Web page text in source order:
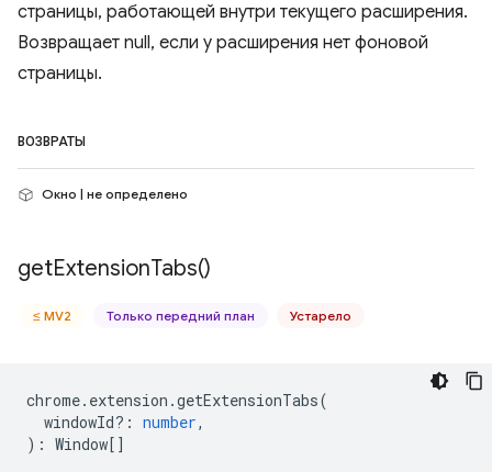
страницы, работающей внутри текущего расширения.
Возвращает null, если у расширения нет фоновой
страницы.
ВОЗВРАТЫ
Окно | не определено
getExtensionTabs()
≤ MV2 Только передний план Устарело
chrome. extension .getExtensionTabs(
windowId? : number,
) : Window[]